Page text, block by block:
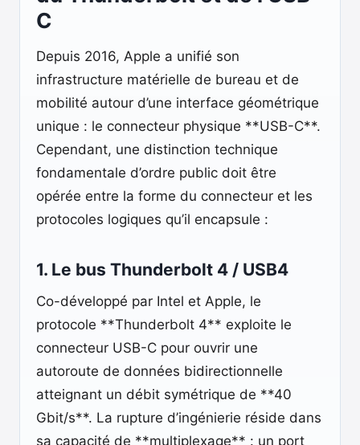
C
Depuis 2016, Apple a unifié son
infrastructure matérielle de bureau et de
mobilité autour d’une interface géométrique
unique : le connecteur physique **USB-C**.
Cependant, une distinction technique
fondamentale d’ordre public doit être
opérée entre la forme du connecteur et les
protocoles logiques qu’il encapsule :
1. Le bus Thunderbolt 4 / USB4
Co-développé par Intel et Apple, le
protocole **Thunderbolt 4** exploite le
connecteur USB-C pour ouvrir une
autoroute de données bidirectionnelle
atteignant un débit symétrique de **40
Gbit/s**. La rupture d’ingénierie réside dans
sa capacité de **multiplexage** : un port